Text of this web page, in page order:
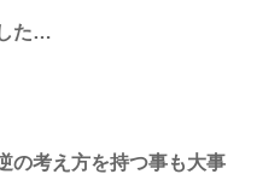
た…
の考え方を持つ事も大事